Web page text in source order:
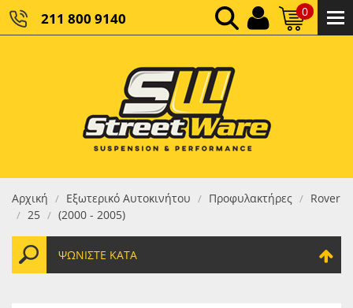
211 800 9140 0
ΚΑΘΑΡΌ ΣΎΝΟΛΟ:
ΤΕΛΙΚΌ ΣΎΝΟΛΟ:0,00 €
Αρχική / Εξωτερικό Αυτοκινήτου / Προφυλακτήρες / Rover
/ 25 / (2000 - 2005)
ΨΩΝΊΣΤΕ ΚΑΤΆ